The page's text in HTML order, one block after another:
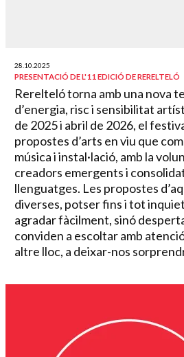
28.10.2025
PRESENTACIÓ DE L'11 EDICIÓ DE RERELTELÓ
Rerelteló torna amb una nova
d’energia, risc i sensibilitat
de 2025 i abril de 2026, el
propostes d’arts en viu que
música i instal·lació, amb la
creadors emergents i
llenguatges. Les propostes
diverses, potser fins i tot
agradar fàcilment, sinó
conviden a escoltar amb
altre lloc, a deixar-nos